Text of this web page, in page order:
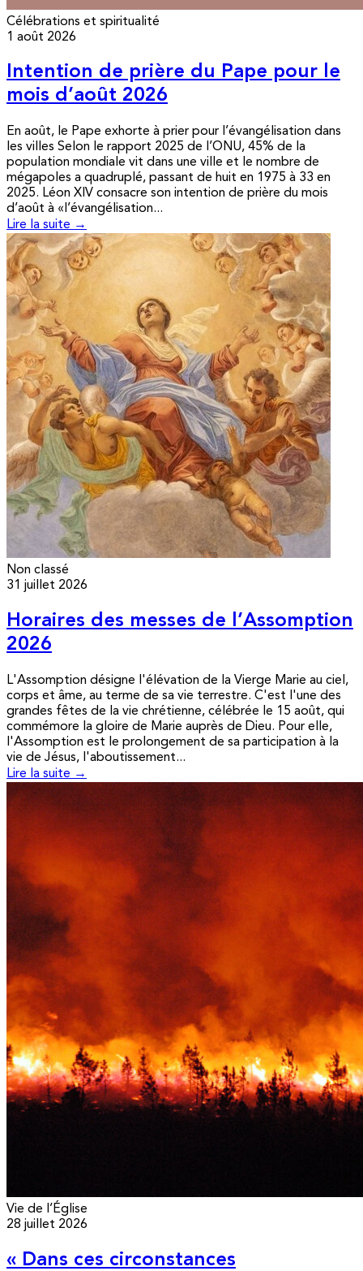
Célébrations et spiritualité
1 août 2026
Intention de prière du Pape pour le
mois d’août 2026
En août, le Pape exhorte à prier pour l’évangélisation dans
les villes Selon le rapport 2025 de l’ONU, 45% de la
population mondiale vit dans une ville et le nombre de
mégapoles a quadruplé, passant de huit en 1975 à 33 en
2025. Léon XIV consacre son intention de prière du mois
d’août à «l’évangélisation...
Lire la suite →
Non classé
31 juillet 2026
Horaires des messes de l’Assomption
2026
L'Assomption désigne l'élévation de la Vierge Marie au ciel,
corps et âme, au terme de sa vie terrestre. C'est l'une des
grandes fêtes de la vie chrétienne, célébrée le 15 août, qui
commémore la gloire de Marie auprès de Dieu. Pour elle,
l'Assomption est le prolongement de sa participation à la
vie de Jésus, l'aboutissement...
Lire la suite →
Vie de l’Église
28 juillet 2026
« Dans ces circonstances